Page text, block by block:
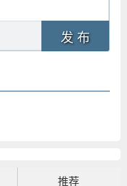
发 布
推荐